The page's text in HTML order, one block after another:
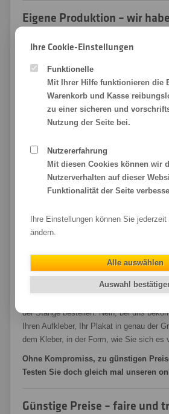
Eigene Produktion – wir
Leidenschaft. Und davon profitieren vor
Preis und Lieferzeit haben wir in der
Kundenanforderungen mit denen wir und
sind je nach Ereignis unterschiedlich.
Einmal muss es besonders günstig sein.
der Liefertermin im Vordergrund. Mal ist
Sonderanfertigung nötig.
Genau darin liegt die Stärke unserer
Bedürfnissen
Durch die eigene Produktion,
der Stange bestellen. Nein, bei uns
Ihren Aufkleber, Ihr Plakat in genau der
dem Kleber, in der Form, wie Sie sich es
Ohne Kompromiss, zu günstigen
Testen Sie doch gleich mal unseren
Günstige Preise – faire und
Ihre Cookie-Einstellungen
Funktionelle
Mit Ihrer Hilfe funktionieren die
Warenkorb und Kasse
zu einer sicheren und
Nutzung der Seite bei.
Nutzererfahrung
Mit diesen Cookies können wir
Nutzerverhalten auf dieser
Funktionalität der Seite
Ihre Einstellungen können Sie jederzeit
ändern.
Alle auswählen
Auswahl